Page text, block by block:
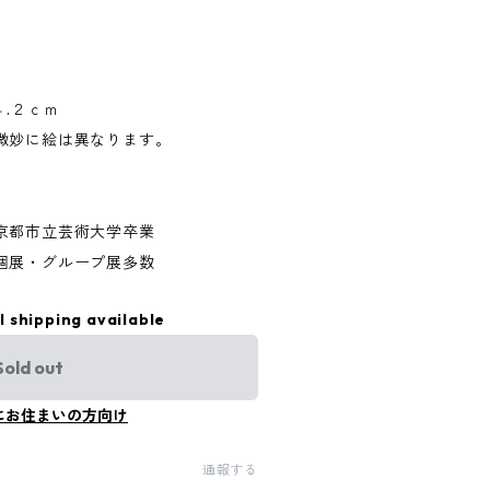
２ｃｍ
に絵は異なります。
都市立芸術大学卒業
展・グループ展多数
shipping available
out
お住まいの方向け
通報する